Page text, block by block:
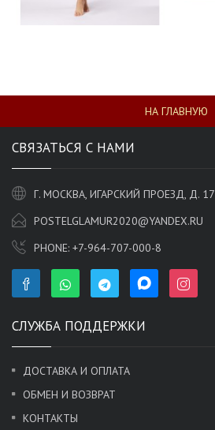
НА ГЛАВНУЮ
СВЯЗАТЬСЯ С НАМИ
Г. МОСКВА, ИГАРСКИЙ ПРОЕЗД, Д. 17
POSTELGLAMUR2020@YANDEX.RU
PHONE: +7-964-707-000-8
СЛУЖБА ПОДДЕРЖКИ
ДОСТАВКА И ОПЛАТА
ОБМЕН И ВОЗВРАТ
КОНТАКТЫ